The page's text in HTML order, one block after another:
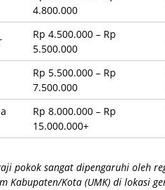
4.800.000
Rp 4.500.000 – Rp
5.500.000
Rp 5.500.000 – Rp
7.500.000
Rp 8.000.000 – Rp
15.000.000+
pokok sangat dipengaruhi oleh
Kabupaten/Kota (UMK) di lokasi